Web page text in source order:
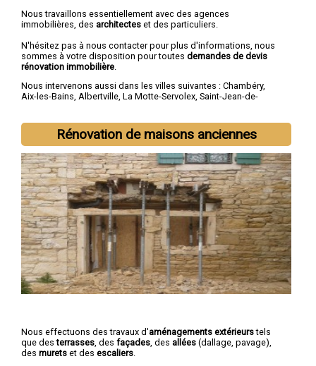
Nous travaillons essentiellement avec des agences
immobilières, des architectes et des particuliers.
N'hésitez pas à nous contacter pour plus d'informations, nous
sommes à votre disposition pour toutes demandes de devis
rénovation immobilière
Nous intervenons aussi dans les villes suivantes : Chambéry,
Aix-les-Bains, Albertville, La Motte-Servolex, Saint-Jean-de-
Rénovation de maisons anciennes
Nous effectuons des travaux d'aménagements extérieurstels
que desterrasses , des façades , des allées (dallage, pavage),
des murets et des escaliers